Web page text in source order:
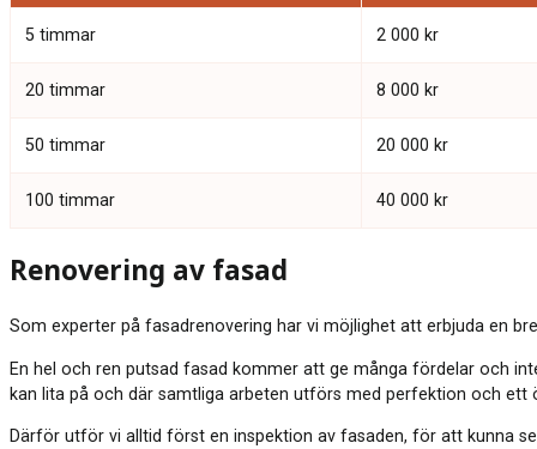
5 timmar 2 000 kr
20 timmar 8 000 kr
50 timmar 20 000 kr
100 timmar 40 000 kr
Renovering av fasad
Som experter på fasadrenovering har vi möjlighet att erbjuda en
En hel och ren putsad fasad kommer att ge många fördelar och
kan lita på och där samtliga arbeten utförs med perfektion och ett
Därför utför vi alltid först en inspektion av fasaden, för att kunna